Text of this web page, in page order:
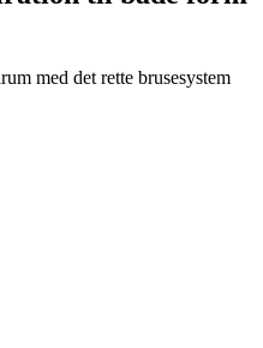
med det rette brusesystem